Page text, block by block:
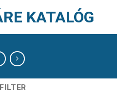
KATALÓG
FILTER